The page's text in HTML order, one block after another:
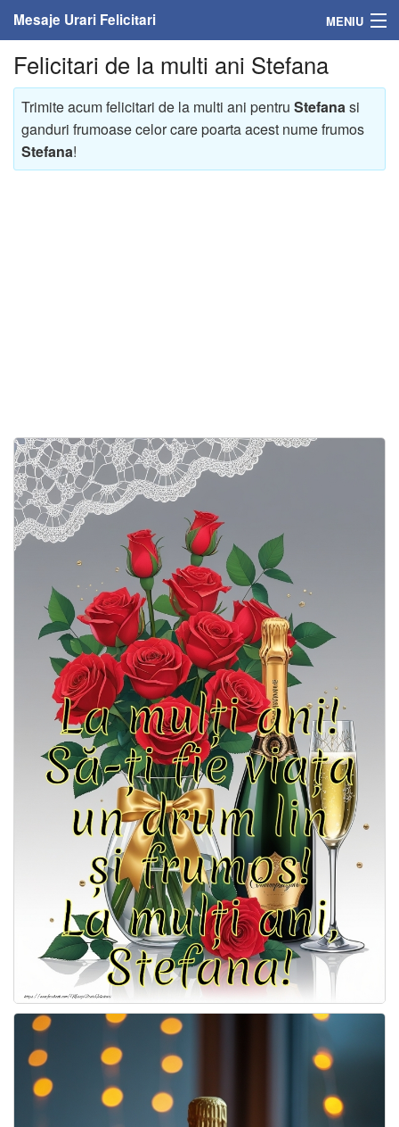
Mesaje Urari Felicitari MENIU
Home
Mesaje
Felicitari
Felicitari muzicale
Felicitari muzicale personalizate
Felicitari animate
Invitatii personalizate
Conecteaza-te
Felicitari de la multi ani Stefana
Trimite acum felicitari de la multi ani pentru Stefana si
ganduri frumoase celor care poarta acest nume frumos
Stefana!